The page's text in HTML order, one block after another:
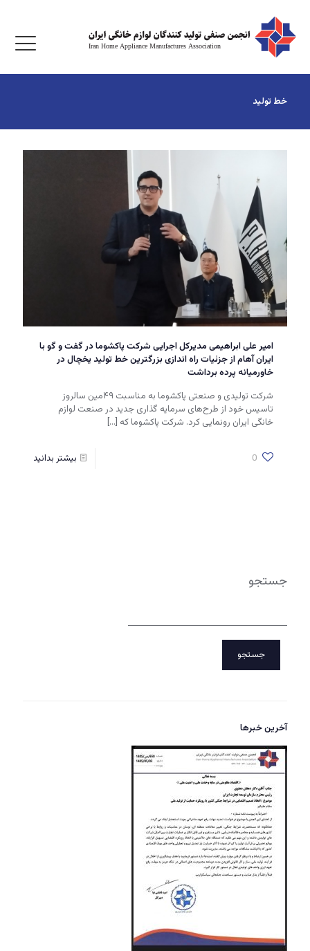
خط تولید
امیر علی ابراهیمی مدیرکل اجرایی شرکت پاکشوما در گفت و گو با
ایران آهام از جزئیات راه اندازی بزرگترین خط تولید یخچال در
خاورمیانه پرده برداشت
شرکت تولیدی و صنعتی پاکشوما به مناسبت ۴۹مین سالروز
تاسیس خود از طرح‌های سرمایه گذاری جدید در صنعت لوازم
خانگی ایران رونمایی کرد. شرکت پاکشوما که […]
0 بیشتر بدانید
جستجو
جستجو
آخرین خبرها